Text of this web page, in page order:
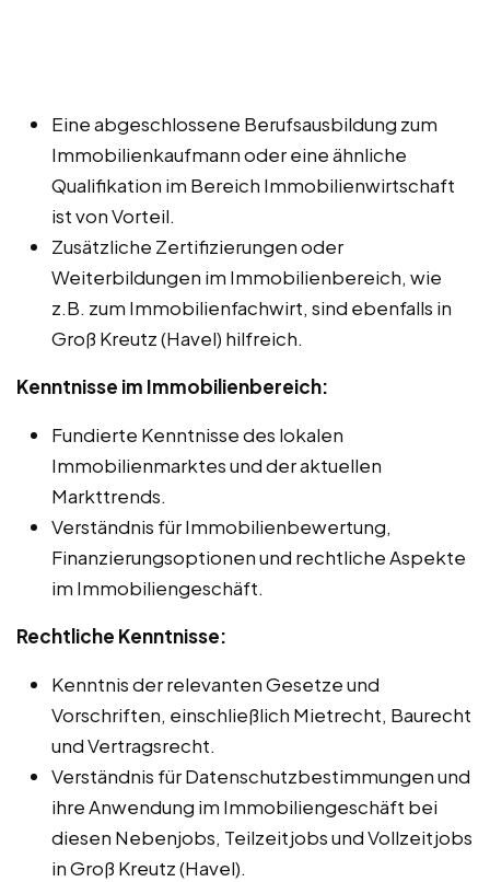
Eine abgeschlossene Berufsausbildung zum
Immobilienkaufmann oder eine ähnliche
Qualifikation im Bereich Immobilienwirtschaft
ist von Vorteil.
Zusätzliche Zertifizierungen oder
Weiterbildungen im Immobilienbereich, wie
z.B. zum Immobilienfachwirt, sind ebenfalls in
Groß Kreutz (Havel) hilfreich.
Kenntnisse im Immobilienbereich:
Fundierte Kenntnisse des lokalen
Immobilienmarktes und der aktuellen
Markttrends.
Verständnis für Immobilienbewertung,
Finanzierungsoptionen und rechtliche Aspekte
im Immobiliengeschäft.
Rechtliche Kenntnisse:
Kenntnis der relevanten Gesetze und
Vorschriften, einschließlich Mietrecht, Baurecht
und Vertragsrecht.
Verständnis für Datenschutzbestimmungen und
ihre Anwendung im Immobiliengeschäft bei
diesen Nebenjobs, Teilzeitjobs und Vollzeitjobs
in Groß Kreutz (Havel).